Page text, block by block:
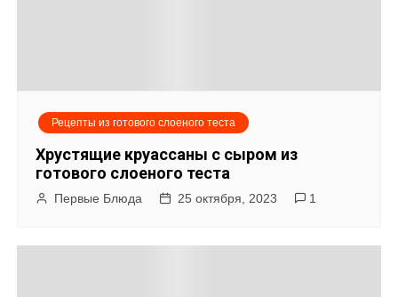
Рецепты из готового слоеного теста
Хрустящие круассаны с сыром из
готового слоеного теста
Первые Блюда 25 октября, 2023 1